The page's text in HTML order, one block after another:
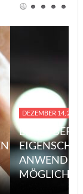
DEZEMBER 14, 2023
EINE
MÖGLICHE